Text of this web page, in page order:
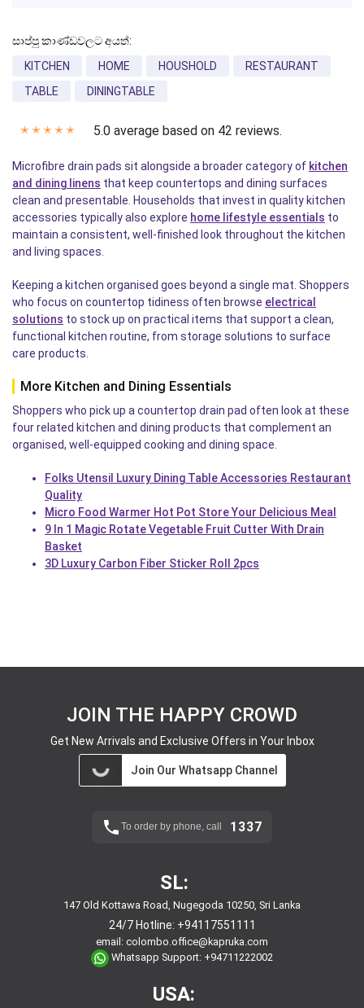
සාප්පු කාණ්ඩවලට අයත්:
KITCHEN
HOME HOUSHOLD
RESTAURANT
TABLE
DININGTABLE
✭ ✭ ✭ ✭ ✭ 5.0 average based on 42 reviews.
Microfibre drain pads sit alongside a broader category of kitchen
and dining linens that keep countertops and dining surfaces
clean and presentable. Households that invest in quality kitchen
accessories typically also explore home lifestyle essentials to
maintain a consistent, well-finished look throughout the kitchen
and living spaces.
Keeping a kitchen organised goes beyond a single mat. Shoppers
who focus on countertop tidiness often browse electrical
solutions to stock up on practical items that support a clean,
functional kitchen routine, from storage solutions to surface
care products.
More Kitchen and Dining Essentials
Shoppers who pick up a countertop drain pad often look at these
four related kitchen and dining products that complement an
organised, well-equipped cooking and dining space.
Folks Utensil Luxury Dining Table Accessories Restaurant
Quality
Micro Food Warmer Hot Pot Store Your Delicious Meal
9 In 1 Magic Rotate Vegetable Fruit Cutter With Drain
Basket
3D Luxury Carbon Fiber Sticker Roll 2pcs
JOIN THE HAPPY CROWD
Get New Arrivals and Exclusive Offers in Your Inbox
Join Our Whatsapp Channel
To order by phone, call 1337
SL:
147 Old Kottawa Road, Nugegoda 10250, Sri Lanka
24/7 Hotline: +94117551111
email: colombo.office@kapruka.com
Whatsapp Support: +94711222002
USA: